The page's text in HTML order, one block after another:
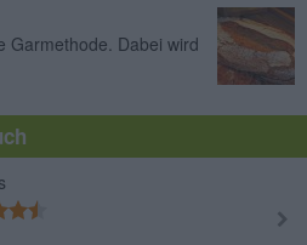
Garmethode. Dabei wird